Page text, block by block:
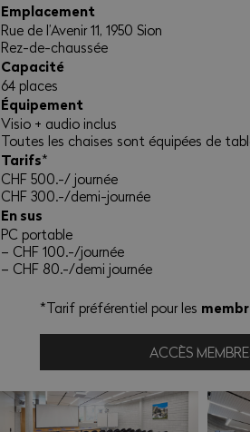
Emplacement
Rue de l’Avenir 11, 1950 Sion
Rez-de-chaussée
Capacité
64 places
Équipement
Visio + audio inclus
Toutes les chaises sont équipées de
Tarifs*
CHF 500.-/ journée
CHF 300.-/demi-journée
En sus
PC portable
– CHF 100.-/journée
– CHF 80.-/demi journée
*Tarif préférentiel pour les
ACCÈS